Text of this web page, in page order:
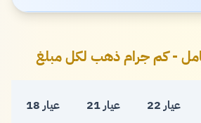
- كم جرام ذهب لكل مبلغ
عيار 22 عيار 21 عيار 18